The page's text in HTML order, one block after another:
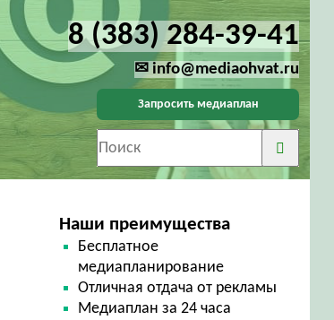
8 (383) 284-39-41
✉ info@mediaohvat.ru
Запросить медиаплан
Наши преимущества
Бесплатное
медиапланирование
Отличная отдача от рекламы
Медиаплан за 24 часа